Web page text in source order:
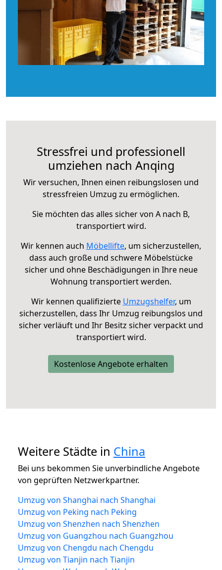
Stressfrei und professionell
umziehen nach Anqing
Wir versuchen, Ihnen einen reibungslosen und
stressfreien Umzug zu ermöglichen.
Sie möchten das alles sicher von A nach B,
transportiert wird.
Wir kennen auch Möbellifte, um sicherzustellen,
dass auch große und schwere Möbelstücke
sicher und ohne Beschädigungen in Ihre neue
Wohnung transportiert werden.
Wir kennen qualifizierte Umzugshelfer, um
sicherzustellen, dass Ihr Umzug reibungslos und
sicher verläuft und Ihr Besitz sicher verpackt und
transportiert wird.
Kostenlose Angebote erhalten
Weitere Städte in China
Bei uns bekommen Sie unverbindliche Angebote
von geprüften Netzwerkpartner.
Umzug von Shanghai nach Shanghai
Umzug von Peking nach Peking
Umzug von Shenzhen nach Shenzhen
Umzug von Guangzhou nach Guangzhou
Umzug von Chengdu nach Chengdu
Umzug von Tianjin nach Tianjin